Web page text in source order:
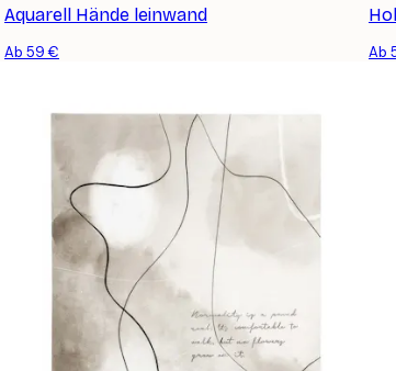
Aquarell Hände leinwand
Ab 59 € Ab